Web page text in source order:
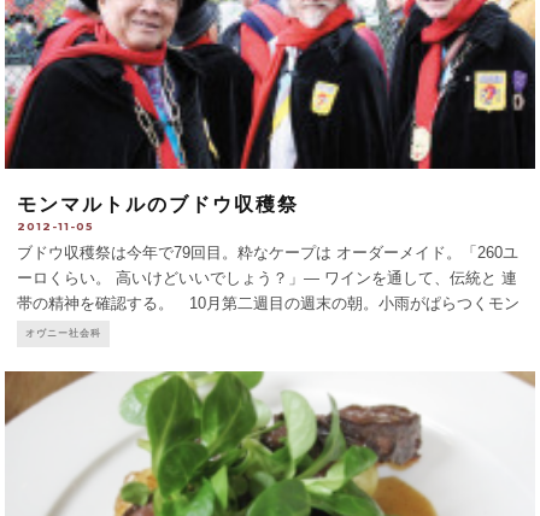
モンマルトルのブドウ収穫祭
2012-11-05
ブドウ収穫祭は今年で79回目。粋なケープは オーダーメイド。「260ユ
ーロくらい。 高いけどいいでしょう？」— ワインを通して、伝統と 連
帯の精神を確認する。 10月第二週目の週末の朝。小雨がぱらつくモン
マルトルの丘には、どこからともなく黒いケープと赤いマフラーに身を
オヴニー社会科